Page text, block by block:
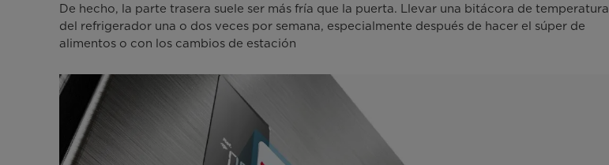
De hecho, la parte trasera suele ser más fría que la puerta. Llevar una bitácora de temperatura
del refrigerador una o dos veces por semana, especialmente después de hacer el súper de
alimentos o con los cambios de estación